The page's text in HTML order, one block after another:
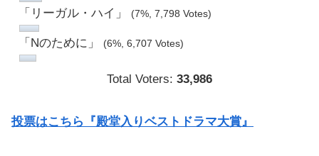
「リーガル・ハイ」 (7%, 7,798 Votes)
「Nのために」 (6%, 6,707 Votes)
Total Voters: 33,986
投票はこちら『殿堂入りベストドラマ大賞』